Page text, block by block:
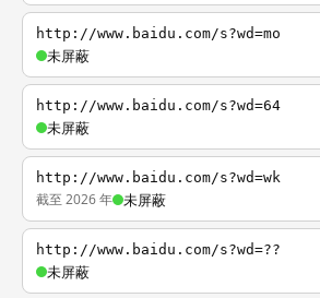
http://www.baidu.com/s?wd=mo
未屏蔽
http://www.baidu.com/s?wd=64
未屏蔽
http://www.baidu.com/s?wd=wk
截至 2026 年 未屏蔽
http://www.baidu.com/s?wd=??
未屏蔽